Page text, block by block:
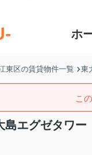
ホ
東区の賃貸物件一覧 東
こ
島エグゼタワー